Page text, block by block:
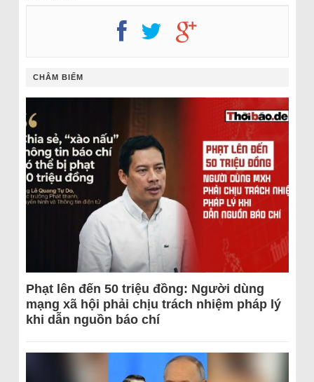
CHÂM BIẾM
Phạt lên đến 50 triệu đồng: Người dùng
mạng xã hội phải chịu trách nhiệm pháp lý
khi dẫn nguồn báo chí